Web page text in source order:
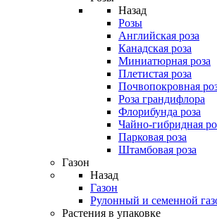
Назад
Розы
Английская роза
Канадская роза
Миниатюрная роза
Плетистая роза
Почвопокровная
Роза грандифлора
Флорибунда роза
Чайно-гибридная
Парковая роза
Штамбовая роза
Газон
Назад
Газон
Рулонный и семенной
Растения в упаковке